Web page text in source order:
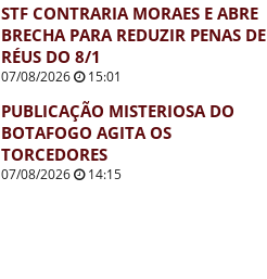
STF CONTRARIA MORAES E ABRE
BRECHA PARA REDUZIR PENAS DE
RÉUS DO 8/1
07/08/2026 15:01
PUBLICAÇÃO MISTERIOSA DO
BOTAFOGO AGITA OS
TORCEDORES
07/08/2026 14:15